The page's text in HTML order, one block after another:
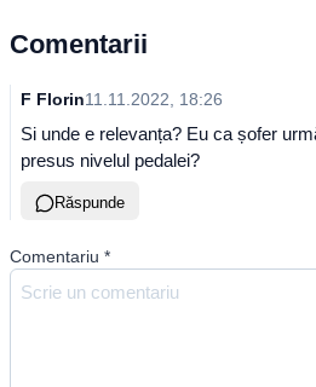
Comentarii
F Florin11.11.2022, 18:26
Si unde e relevanța? Eu ca șofer
presus nivelul pedalei?
Răspunde
Comentariu *